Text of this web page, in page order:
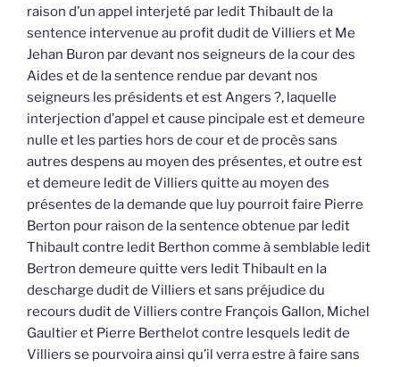
raison d’un appel interjeté par ledit Thibault de la
sentence intervenue au profit dudit de Villiers et Me
Jehan Buron par devant nos seigneurs de la cour des
Aides et de la sentence rendue par devant nos
seigneurs les présidents et est Angers ?, laquelle
interjection d’appel et cause pincipale est et demeure
nulle et les parties hors de cour et de procès sans
autres despens au moyen des présentes, et outre est
et demeure ledit de Villiers quitte au moyen des
présentes de la demande que luy pourroit faire Pierre
Berton pour raison de la sentence obtenue par ledit
Thibault contre ledit Berthon comme à semblable ledit
Bertron demeure quitte vers ledit Thibault en la
descharge dudit de Villiers et sans préjudice du
recours dudit de Villiers contre François Gallon, Michel
Gaultier et Pierre Berthelot contre lesquels ledit de
Villiers se pourvoira ainsi qu’il verra estre à faire sans